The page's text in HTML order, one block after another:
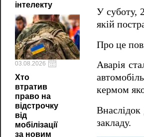
інтелекту
03.08.2026
Хто
втратив
право на
відстрочку
від
мобілізації
за новим
У суботу,
якій
Про це
Аварія
кермом
закладу.